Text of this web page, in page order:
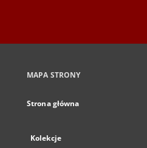
MAPA STRONY
Strona główna
Kolekcje